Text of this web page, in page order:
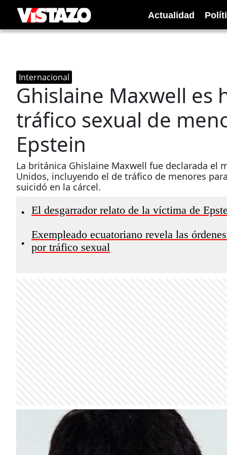
Actualidad
Internacional
Ghislaine Maxwell es
tráfico sexual de
Epstein
La británica Ghislaine Maxwell fue declarada el
Unidos, incluyendo el de tráfico de menores
suicidó en la cárcel.
• El desgarrador relato de la víctima de
•
Exempleado ecuatoriano revela las
por tráfico sexual